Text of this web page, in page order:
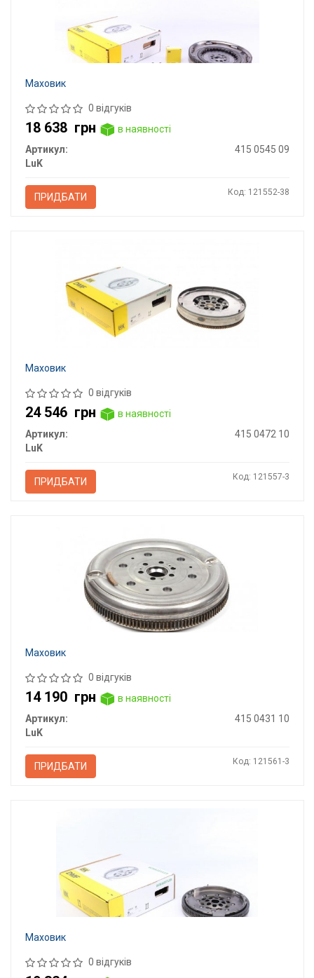
Маховик
0 відгуків
18 638 грн
в наявності
Артикул:
415 0545 09
LuK
ПРИДБАТИ Код: 121552-38
Маховик
0 відгуків
24 546 грн
в наявності
Артикул:
415 0472 10
LuK
ПРИДБАТИ Код: 121557-3
Маховик
0 відгуків
14 190 грн
в наявності
Артикул:
415 0431 10
LuK
ПРИДБАТИ Код: 121561-3
Маховик
0 відгуків